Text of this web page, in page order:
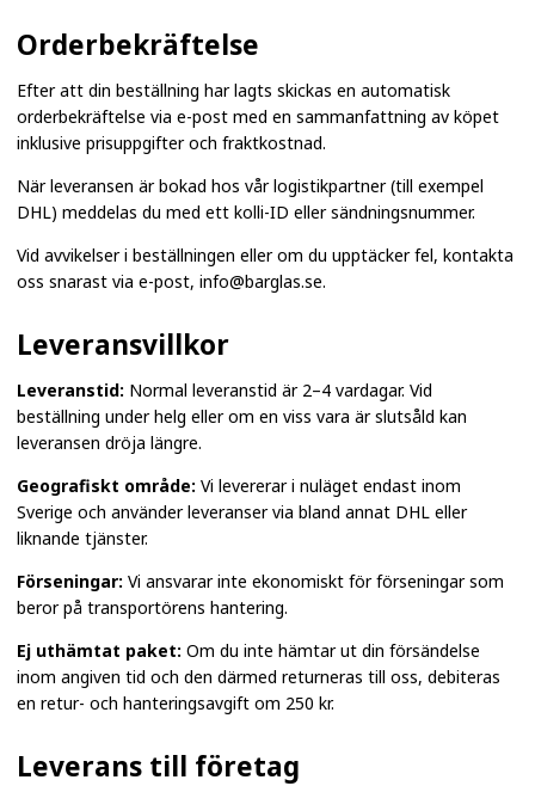
Orderbekräftelse
Efter att din beställning har lagts skickas en automatisk
orderbekräftelse via e-post med en sammanfattning av köpet
inklusive prisuppgifter och fraktkostnad.
När leveransen är bokad hos vår logistikpartner (till exempel
DHL) meddelas du med ett kolli-ID eller sändningsnummer.
Vid avvikelser i beställningen eller om du upptäcker fel, kontakta
oss snarast via e-post, info@barglas.se.
Leveransvillkor
Leveranstid: Normal leveranstid är 2–4 vardagar. Vid
beställning under helg eller om en viss vara är slutsåld kan
leveransen dröja längre.
Geografiskt område: Vi levererar i nuläget endast inom
Sverige och använder leveranser via bland annat DHL eller
liknande tjänster.
Förseningar: Vi ansvarar inte ekonomiskt för förseningar som
beror på transportörens hantering.
Ej uthämtat paket: Om du inte hämtar ut din försändelse
inom angiven tid och den därmed returneras till oss, debiteras
en retur- och hanteringsavgift om 250 kr.
Leverans till företag